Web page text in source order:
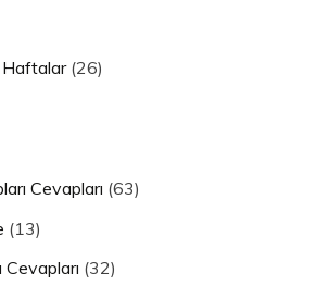
Haftalar(26)
Cevapları (63)
(13)
Cevapları (32)